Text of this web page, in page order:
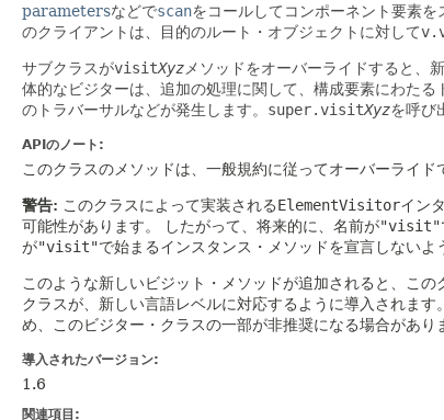
parametersなどでscanをコールしてコンポーネント要素を
のクライアントは、目的のルート・オブジェクトに対して
サブクラスがvisitXyz メソッドをオーバーライドすると、
体的なビジターは、追加の処理に関して、構成要素にわた
のトラバーサルなどが発生します。 super.visitXyzを呼び
APIのノート:
このクラスのメソッドは、一般規約に従ってオーバーライド
警告: このクラスによって実装されるElementVisitorイン
可能性があります。
したがって、将来的に、名前が"visit"
が"visit"で始まるインスタンス・メソッドを宣言しないよ
このような新しいビジット・メソッドが追加されると、この
クラスが、新しい言語レベルに対応するように導入されま
め、このビジター・クラスの一部が非推奨になる場合があり
導入されたバージョン:
1.6
関連項目: